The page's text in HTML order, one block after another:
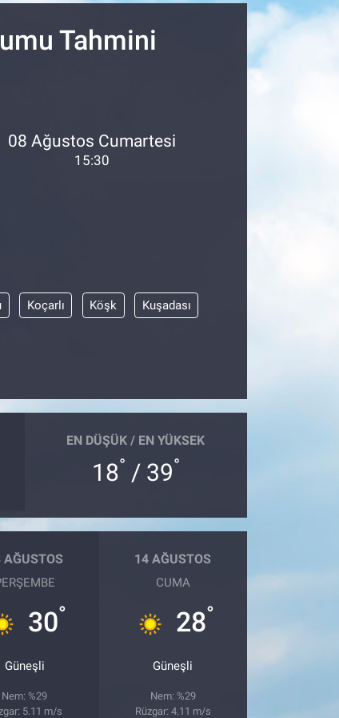
Tahmini
08 Ağustos Cumartesi
15:30
Koçarlı Köşk Kuşadası
EN DÜŞÜK / EN YÜKSEK
18° / 39°
AĞUSTOS
30°
Güneşli
Nem: %29
5.11 m/s
14 AĞUSTOS
CUMA
28°
Güneşli
Nem: %29
Rüzgar: 4.11 m/s